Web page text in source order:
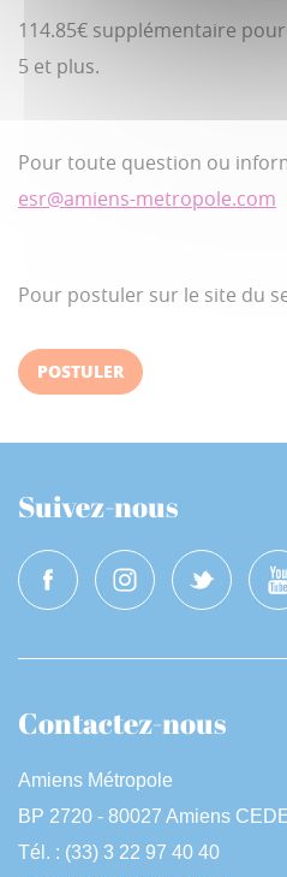
114.85€ supplémentaire
5 et plus.
Pour toute question ou
esr@amiens-metropole.com
Pour postuler sur le site du
POSTULER
Suivez-nous
Contactez-nous
Amiens Métropole
BP 2720 - 80027 Amiens
Tél. : (33) 3 22 97 40 40